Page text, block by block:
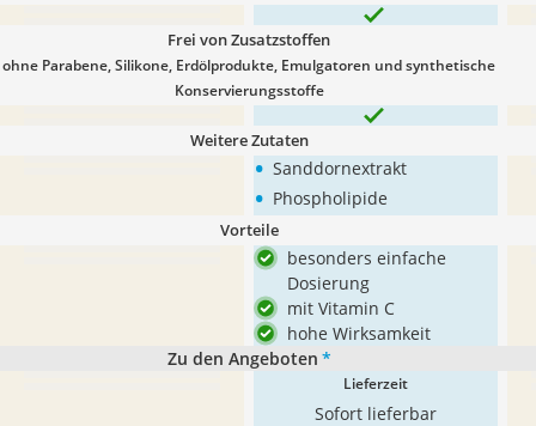
Frei von Zusatzstoffen
ohne Parabene, Silikone, Erdölprodukte, Emulgatoren und synthetische
Konservierungsstoffe
Weitere Zutaten
• Sanddornextrakt
• Phospholipide
Vorteile
besonders einfache
Dosierung
mit Vitamin C
hohe Wirksamkeit
Zu den Angeboten *
Lieferzeit
Sofort lieferbar